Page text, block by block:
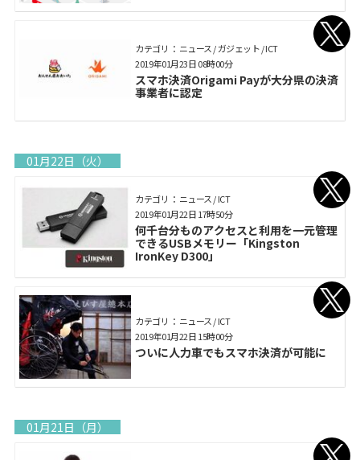
カテゴリ： ニュース / ガジェット / ICT
スマホ決済Origami Payが大分県の決済
事業者に認定
2019年01月23日 08時00分
01月22日（火）
カテゴリ： ニュース / ICT
何千台分ものアクセスと利用を一元管理
できるUSBメモリー「Kingston
IronKey D300」
2019年01月22日 17時50分
カテゴリ： ニュース / ICT
ついに人力車でもスマホ決済が可能に
2019年01月22日 15時00分
01月21日（月）